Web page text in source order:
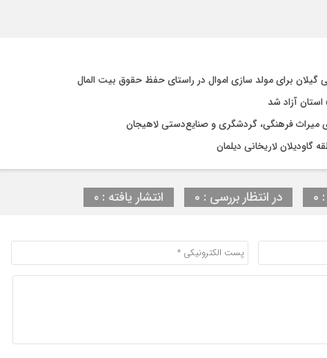
برای مولد سازی اموال در راستای حفظ حقوق بیت المال
میراث فرهنگی، گردشگری و صنایع‌دستی لاهیجان
لاریخانی دیلمان
در انتظار بررسی : 0 انتشار یافته : ۰